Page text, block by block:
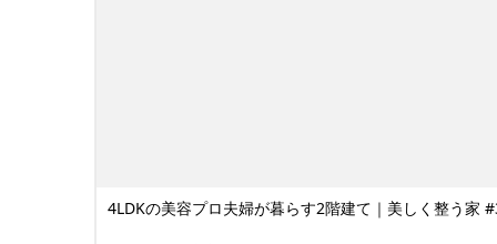
4LDKの美容プロ夫婦が暮らす2階建て｜美しく整う家